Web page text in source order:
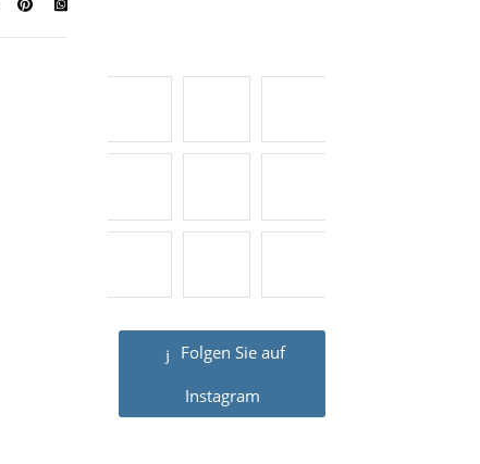
Folgen Sie auf
Instagram